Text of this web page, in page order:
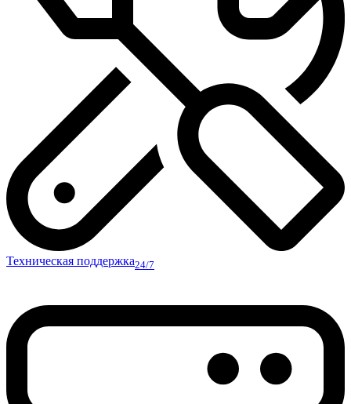
Техническая поддержка24/7